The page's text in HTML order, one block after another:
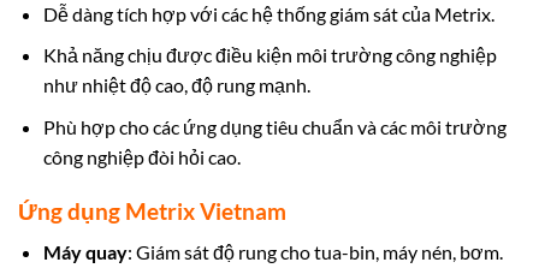
Dễ dàng tích hợp với các hệ thống giám sát của Metrix.
Khả năng chịu được điều kiện môi trường công nghiệp
như nhiệt độ cao, độ rung mạnh.
Phù hợp cho các ứng dụng tiêu chuẩn và các môi trường
công nghiệp đòi hỏi cao.
Ứng dụng Metrix Vietnam
Máy quay: Giám sát độ rung cho tua-bin, máy nén, bơm.